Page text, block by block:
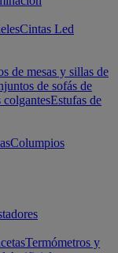
Cintas Led
de mesas y sillas de
de sofás de
colgantesEstufas de
Columpios
Termómetros y